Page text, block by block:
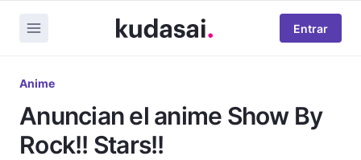
Entrar
Anime
Anuncian el anime Show By
Rock!! Stars!!